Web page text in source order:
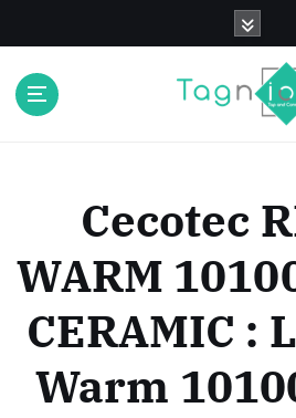
Cecotec
WARM
CERAMIC :
Warm